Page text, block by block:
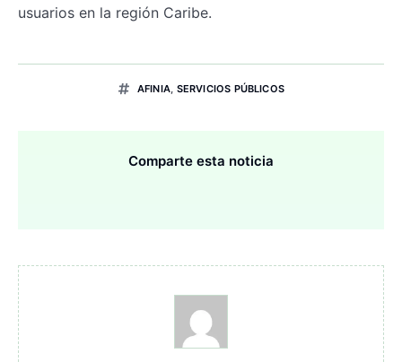
usuarios en la región Caribe.
AFINIA, SERVICIOS PÚBLICOS
Comparte esta noticia